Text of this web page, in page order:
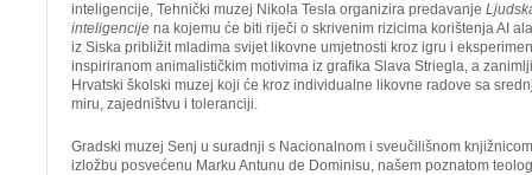
inteligencije, Tehnički muzej Nikola Tesla organizira predavanje
inteligencije na kojemu će biti riječi o skrivenim rizicima korištenja AI
iz Siska približit mladima svijet likovne umjetnosti kroz igru i
inspiriranom animalističkim motivima iz grafika Slava Striegla, a
Hrvatski školski muzej koji će kroz individualne likovne radove sa
miru, zajedništvu i toleranciji.
Gradski muzej Senj u suradnji s Nacionalnom i sveučilišnom
izložbu posvećenu Marku Antunu de Dominisu, našem poznatom